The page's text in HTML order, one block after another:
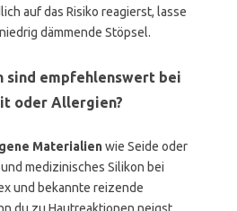
auf das Risiko reagierst, lasse
dämmende Stöpsel.
sind empfehlenswert bei
oder Allergien?
Materialienwie Seide oder
medizinisches Silikon bei
und bekannte reizende